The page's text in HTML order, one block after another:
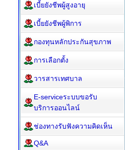
เบี้ยยังชีพผู้สูงอายุ
เบี้ยยังชีพผู้พิการ
กองทุนหลักประกันสุขภาพ
การเลือกตั้ง
วารสารเทศบาล
E-serviceระบบขอรับ
บริการออนไลน์
ช่องทางรับฟังความคิดเห็น
Q&A